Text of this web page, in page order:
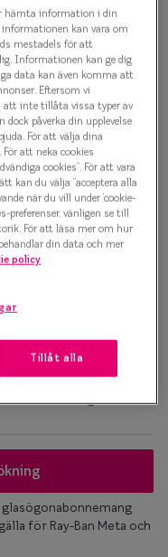
Taberg
Trender
Backtrav
för Ray-Ban Meta och
hämta information i din
informationen kan vara om
mestadels för att
Informationen kan ge dig
data kan även komma att
Eftersom vi
att inte tillåta vissa typer av
dock påverka din upplevelse
För att välja dina
att neka cookies
cookies”. För att vara
kan du välja ”acceptera alla
när du vill under ’cookie-
preferenser, vänligen se till
För att läsa mer om hur
din data och mer
policy
Tillåt alla